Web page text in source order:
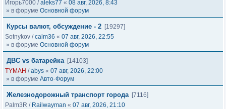
Игорь7000 /aleks77 « 08 авг, 2026, 8:43
» в форуме Основной форум
Курсы валют, обсуждение - 2 [19297]
Sotnykov /calm36 « 07 авг, 2026, 22:55
» в форуме Основной форум
ДВС vs батарейка [14103]
TYMAH /abys « 07 авг, 2026, 22:00
» в форуме Авто-Форум
Железнодорожный транспорт города [7116]
Palm3R / Railwayman « 07 авг, 2026, 21:10